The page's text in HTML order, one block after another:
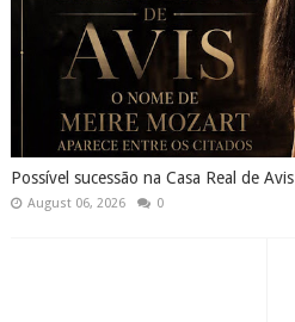
Possível sucessão na Casa Real de Avis
August 06, 2026 0